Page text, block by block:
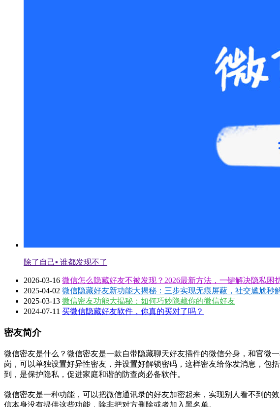
除了自己▪ 谁都发现不了
2026-03-16 微信怎么隐藏好友不被发现？2026最新方法，一键解决隐私困
2025-04-02 微信隐藏好友新功能大揭秘：三步实现无痕屏蔽，社交尴尬秒
2025-03-13 微信密友功能大揭秘：如何巧妙隐藏你的微信好友
2024-07-11 买微信隐藏好友软件，你真的买对了吗？
密友简介
微信密友是什么？微信密友是一款自带隐藏聊天好友插件的微信分身，和官微
岗，可以单独设置好异性密友，并设置好解锁密码，这样密友给你发消息，包
到，是保护隐私，促进家庭和谐的防查岗必备软件。
微信密友是一种功能，可以把微信通讯录的好友加密起来，实现别人看不到的
信本身没有提供这些功能，除非把对方删除或者加入黑名单。